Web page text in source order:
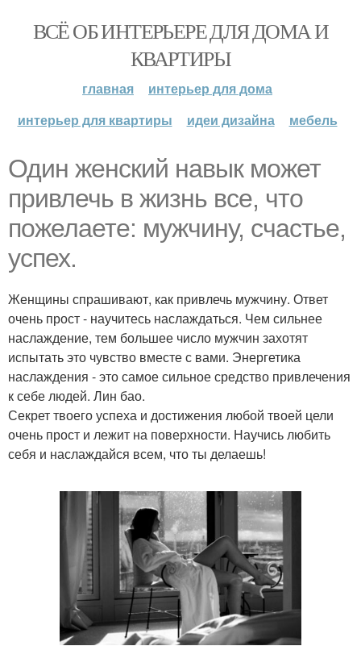
ВСЁ ОБ ИНТЕРЬЕРЕ ДЛЯ ДОМА И
КВАРТИРЫ
главная
интерьер для дома
интерьер для квартиры
идеи дизайна мебель
Один женский навык может
привлечь в жизнь все, что
пожелаете: мужчину, счастье,
успех.
Женщины спрашивают, как привлечь мужчину. Ответ
очень прост - научитесь наслаждаться. Чем сильнее
наслаждение, тем большее число мужчин захотят
испытать это чувство вместе с вами. Энергетика
наслаждения - это самое сильное средство привлечения
к себе людей. Лин бао.
Секрет твоего успеха и достижения любой твоей цели
очень прост и лежит на поверхности. Научись любить
себя и наслаждайся всем, что ты делаешь!